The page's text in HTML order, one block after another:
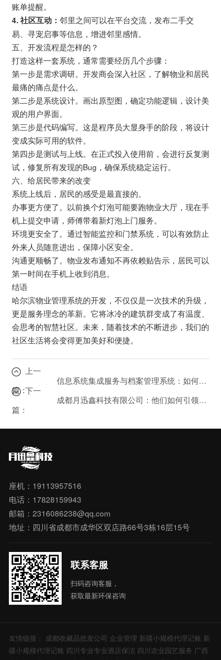
账单提醒。
4. 社区互动： 邻里之间可以在平台交流，发布二手交
易、寻宠启事等信息，增进邻里感情。
五、开发流程是怎样的？
打造这样一套系统，通常需要经历几个步骤：
第一步是需求调研。开发商会深入社区，了解物业和居民
最痛的痛点是什么。
第二步是系统设计。画出原型图，确定功能逻辑，设计美
观的用户界面。
第三步是代码编写。这是程序员大显身手的阶段，将设计
变成实际可用的软件。
第四步是测试与上线。在正式投入使用前，会进行反复测
试，修复所有发现的Bug，确保系统稳定运行。
六、给居民带来的改变
系统上线后，居民的感受是最直接的。
办事更方便了。以前换个灯泡可能要跑物业大厅，现在手
机上提交申请，师傅带着新灯泡上门服务。
环境更安全了。通过智能监控和门禁系统，可以有效防止
外来人员随意进出，保障小区安全。
沟通更顺畅了。物业发布通知不再依赖贴告示，居民可以
第一时间在手机上收到消息。
结语
哈尔滨物业管理系统的开发，不仅仅是一次技术的升级，
更是服务理念的革新。它将冰冷的建筑群变成了有温度、
会思考的智慧社区。未来，随着技术的不断进步，我们的
社区生活将会变得更加美好和便捷。
上一
篇：
信息系统集成服务与档案管理系统：如何构建企业级数据安全堡垒？
下一
篇：
成都月迅鑫科技有限公司：他们如何引领数字化服务的浪潮？
座机：19113957516
电话：17828159943
邮箱：2316086238@qq.com
地址：四川省成都市成华区双店路66号3栋16层15号
联系客服
扫码咨询客服，
获取最新环保咨询
友情链接： 成都收藏品批发公司 企业管理 新疆小规模代理记账 新
疆小规模代理记账 四川专业专业酒店保洁 四川农业园艺服务 广西